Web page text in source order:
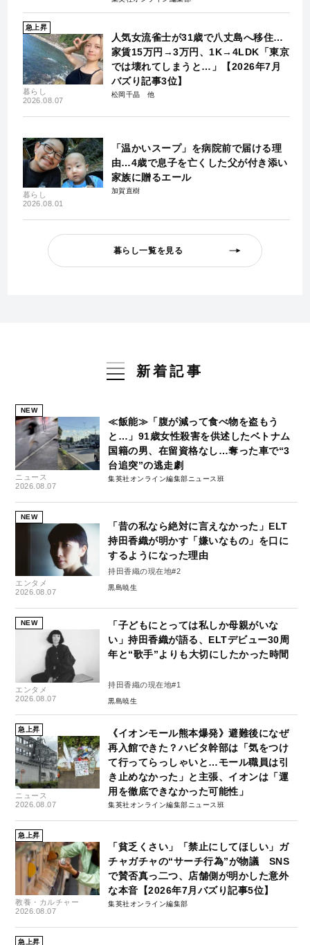
急上昇
暮らし
2026.08.07
人気女流雀士が31歳で八丈島へ移住…
家賃15万円→3万円、1K→4LDK「東京
では壊れてしまうと…」【2026年7月
バズり記事3位】
松岡千晶
暮らし
2026.08.01
「温かいスープ」を病院前で届ける理
由…4歳で息子を亡くした父が付き添い
家族に贈るエール
加賀直樹
暮らし一覧を見る
新着記事
NEW
ニュース
2026.08.07
≪飯能≫「腹が減って食べ物を盗もう
と…」91歳女性殺害を供述したベトナム
国籍の男、在留資格なし…奪った車で“3
台追突”の逃走劇
集英社オンライン編集部ニュース班
NEW
エンタメ
2026.08.07
「昔の私なら絶対に言えなかった」ELT
持田香織が明かす「嫌いなもの」を口に
するようになった理由
持田香織の現在地#2
黒島暁生
NEW
エンタメ
2026.08.07
「子どもにとっては私しか母親がいな
い」持田香織が語る、ELTデビュー30周
年と“歌手”よりも大切にしたかった時間
持田香織の現在地#1
黒島暁生
急上昇
ニュース
2026.08.07
《イオンモール熊本爆発》避難後になぜ
再入館できた？ハビタ幹部は「気をつけ
て行ってらっしゃいと…モール職員は引
き止めなかった」と主張、イオンは「運
用を徹底できなかった可能性」
集英社オンライン編集部ニュース班
急上昇
教養・カルチャー
2026.08.07
「貧乏くさい」「禁止にしてほしい」ガ
チャガチャの“サーチ行為”が物議 SNS
で賛否真っ二つ、店舗側が明かした意外
な本音【2026年7月バズり記事5位】
集英社オンライン編集部
急上昇